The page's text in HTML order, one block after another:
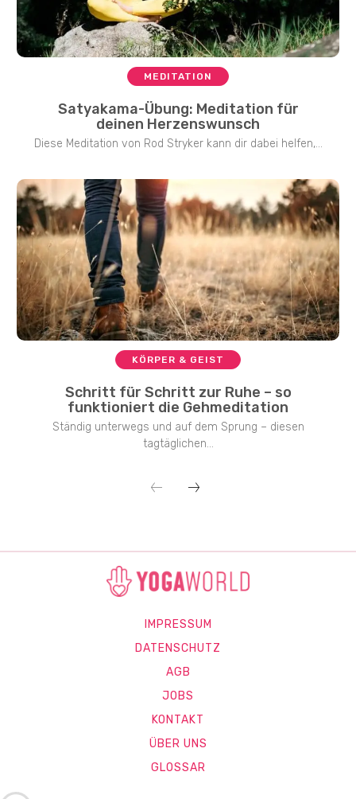
MEDITATION
Satyakama-Übung: Meditation für
deinen Herzenswunsch
Diese Meditation von Rod Stryker kann dir dabei helfen,...
KÖRPER & GEIST
Schritt für Schritt zur Ruhe – so
funktioniert die Gehmeditation
Ständig unterwegs und auf dem Sprung – diesen
tagtäglichen...
IMPRESSUM
DATENSCHUTZ
AGB
JOBS
KONTAKT
ÜBER UNS
GLOSSAR